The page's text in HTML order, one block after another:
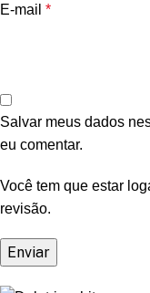
E-mail *
Salvar meus dados
eu comentar.
Você tem que estar
revisão.